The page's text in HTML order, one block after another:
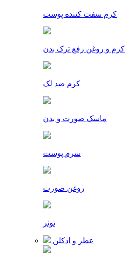
کرم سفت کننده پوست
کرم و روغن رفع ترک بدن
کرم ضد لک
ماسک صورت و بدن
سرم پوست
روغن صورت
تونر
عطر و ادکلن